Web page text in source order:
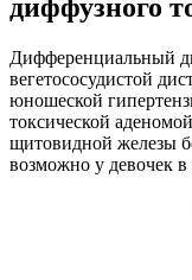
диффузного
Дифференциальный
вегетососудистой
юношеской
токсической
щитовидной железы
возможно у девочек